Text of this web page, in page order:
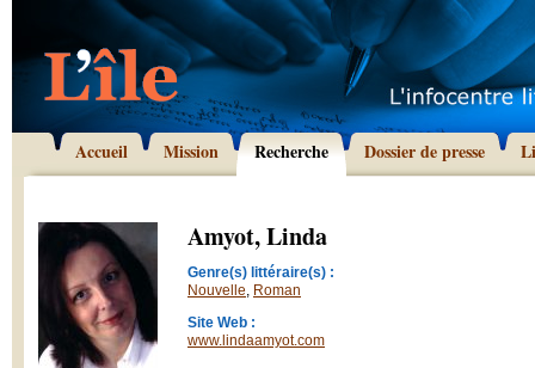
Accueil Mission Recherche Dossier de presse
Amyot, Linda
Genre(s) littéraire(s) :
Nouvelle, Roman
Site Web :
www.lindaamyot.com